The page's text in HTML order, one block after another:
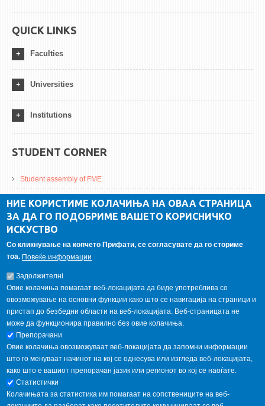
QUICK LINKS
Faculties
Universities
Institutions
STUDENT CORNER
Student assembly of FME
Da Vinci Magazinne
Alumni association
GALLERY
НИЕ КОРИСТИМЕ КОЛАЧИЊА НА ОВАА СТРАНИЦА
ЗА ДА ГО ПОДОБРИМЕ ВАШЕТО КОРИСНИЧКО
ИСКУСТВО
Со кликнување на копчето Прифати, се согласувате да го сториме
тоа. Повеќе информации
Задолжителнi
Овие колачиња помагаат веб-локацијата да биде употреблива со
овозможување на основни функции како што се навигација на страници и
пристап до безбедни области на веб-локацијата. Веб-страницата не
може да функционира правилно без овие колачиња.
Препорачани
Овие колачиња овозможуваат веб-локацијата да запомни информации
што го менуваат начинот на кој се однесува или изгледа веб-локацијата,
како што е вашиот препорачан јазик или регионот во кој се наоѓате.
Статистички
Колачињата за статистика им помагаат на сопствениците на веб-